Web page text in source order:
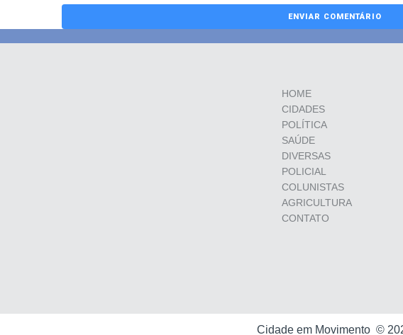
HOME
CIDADES
POLÍTICA
SAÚDE
DIVERSAS
POLICIAL
COLUNISTAS
AGRICULTURA
CONTATO
Cidade em Movimento ©